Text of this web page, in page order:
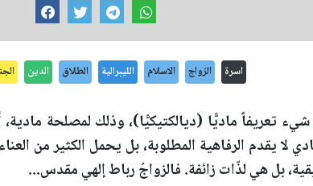
اسرة الزواج الاسلام الليبرالية الطلاق الدين
تعريفاً ماديًّا (ديالكتيكيًّا)، وذلك لمصلحة
لا يقدم الرفاهية المطلوبة، بل يحمل الكثير من
بل هي لذّات زائفة. فالزواجُ رباط إلهي مقدس...